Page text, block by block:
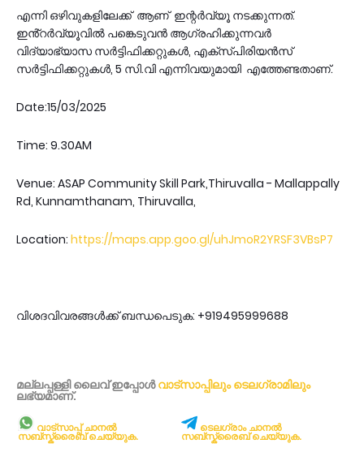
എന്നി ഒഴിവുകളിലേക്ക് ആണ് ഇന്റർവ്യൂ നടക്കുന്നത്.
ഇൻ്റർവ്യൂവിൽ പങ്കെടുവൻ ആഗ്രഹിക്കുന്നവർ
വിദ്യാഭ്യാസ സർട്ടിഫിക്കറ്റുകൾ, എക്സ്പിരിയൻസ്
സർട്ടിഫിക്കറ്റുകൾ, 5 സി.വി എന്നിവയുമായി എത്തേണ്ടതാണ്.
Date:15/03/2025
Time: 9.30AM
Venue: ASAP Community Skill Park,Thiruvalla - Mallappally
Rd, Kunnamthanam, Thiruvalla,
Location: https://maps.app.goo.gl/uhJmoR2YRSF3VBsP7
വിശദവിവരങ്ങൾക്ക് ബന്ധപെടുക: +919495999688
മല്ലപ്പള്ളി ലൈവ് ഇപ്പോള്‍വാട്സാപ്പിലും ടെലഗ്രാമിലും
ലഭ്യമാണ്‌.
വാട്സാപ്പ് ചാനൽ
സബ്സ്ക്രൈബ് ചെയ്യുക.
ടെലഗ്രാം ചാനൽ
സബ്സ്ക്രൈബ് ചെയ്യുക.